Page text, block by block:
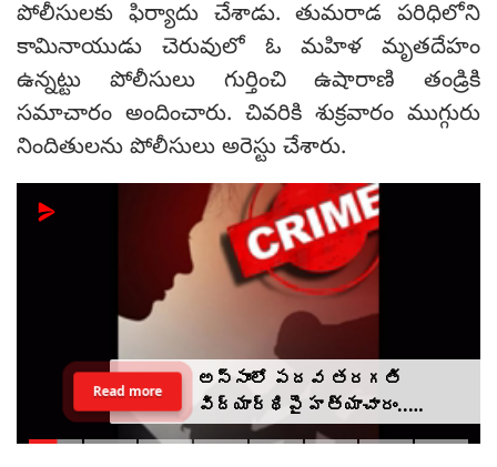
పోలీసులకు ఫిర్యాదు చేశాడు. తుమరాడ పరిధిలోని
కామినాయుడు చెరువులో ఓ మహిళ మృతదేహం
ఉన్నట్టు పోలీసులు గుర్తించి ఉషారాణి తండ్రికి
సమాచారం అందించారు. చివరికి శుక్రవారం ముగ్గురు
నిందితులను పోలీసులు అరెస్టు చేశారు.
అస్సాంలో పదవ తరగతి
విద్యార్థిపై హత్యాచారం..
ఫంక్షన్‌కు వెళ్లిన తల్లి..
Read more